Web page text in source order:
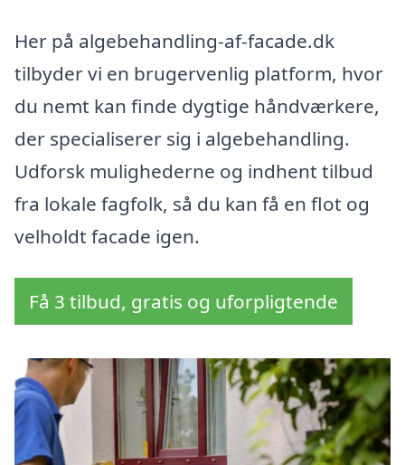
Her på algebehandling-af-facade.dk
tilbyder vi en brugervenlig platform, hvor
du nemt kan finde dygtige håndværkere,
der specialiserer sig i algebehandling.
Udforsk mulighederne og indhent tilbud
fra lokale fagfolk, så du kan få en flot og
velholdt facade igen.
Få 3 tilbud, gratis og uforpligtende